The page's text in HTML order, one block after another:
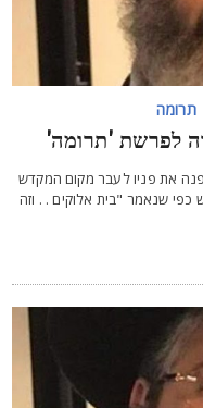
לפרשת 'תרומה'
את פניו לעבר מקום המקדש
שנאמר "בית אלוקים . . וזה